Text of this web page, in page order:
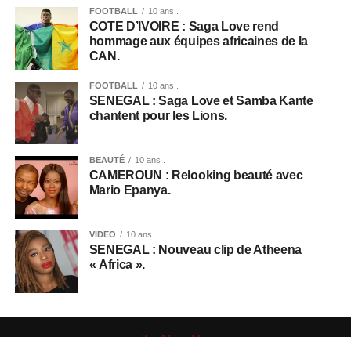
FOOTBALL 10 ans .
COTE D’IVOIRE : Saga Love rend
hommage aux équipes africaines de la
CAN.
FOOTBALL 10 ans .
SENEGAL : Saga Love et Samba Kante
chantent pour les Lions.
BEAUTÉ 10 ans .
CAMEROUN : Relooking beauté avec
Mario Epanya.
VIDEO 10 ans .
SENEGAL : Nouveau clip de Atheena
« Africa ».